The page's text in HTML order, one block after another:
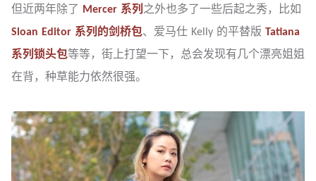
但近两年除了 Mercer 系列 之外也多了一些后起之秀，比如
Sloan Editor 系列的剑桥包、爱马仕 Kelly 的平替版 Tatiana
系列锁头包等等，街上打望一下，总会发现有几个漂亮姐姐
在背，种草能力依然很强。